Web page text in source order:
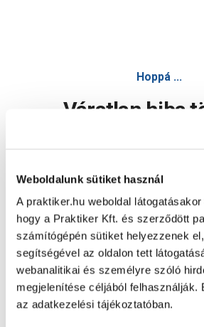
Weboldalunk sütiket használ
A praktiker.hu weboldal
hogy a Praktiker Kft. és szerződött
számítógépén sütiket helyezzenek
segítségével az oldalon tett
webanalitikai és személyre szóló
megjelenítése céljából felhasználják.
az adatkezelési tájékoztatóban.
Hoppá ...
Váratlan hiba
Oldal újratöltése